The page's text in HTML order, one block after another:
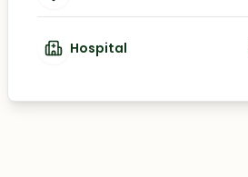
Hospital